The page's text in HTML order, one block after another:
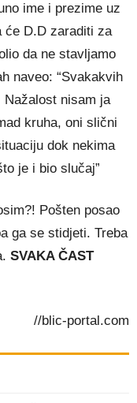
ime i prezime uz
će D.D zaraditi za
da ne stavljamo
naveo: “Svakakvih
nisam ja
kruha, oni slični
dok nekima
je i bio slučaj”
Pošten posao
ga se stidjeti. Treba
SVAKA ČAST
//blic-portal.com